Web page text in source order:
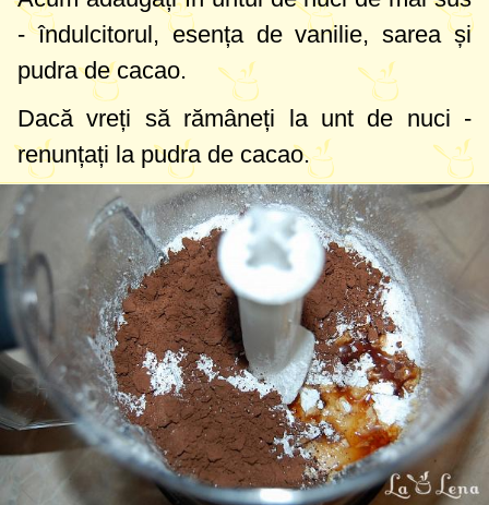
- îndulcitorul, esența de vanilie, sarea și
pudra de cacao.
Dacă vreți să rămâneți la unt de nuci -
renunțați la pudra de cacao.